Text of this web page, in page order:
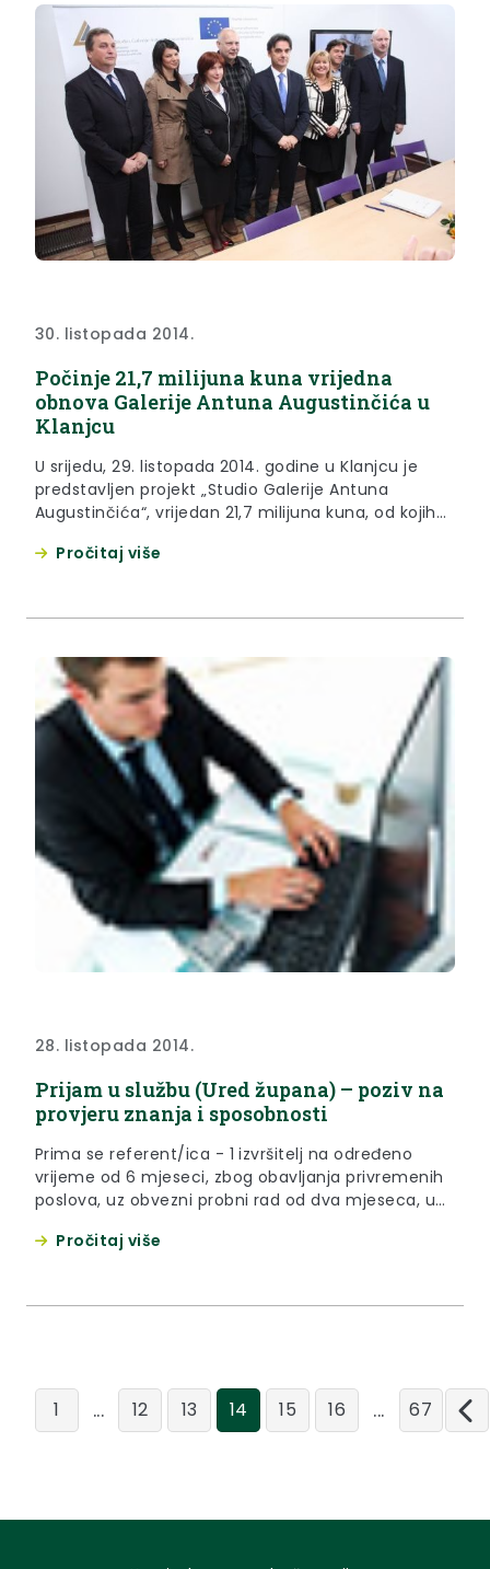
30. listopada 2014.
Počinje 21,7 milijuna kuna vrijedna
obnova Galerije Antuna Augustinčića u
Klanjcu
U srijedu, 29. listopada 2014. godine u Klanjcu je
predstavljen projekt „Studio Galerije Antuna
Augustinčića“, vrijedan 21,7 milijuna kuna, od kojih
Pročitaj više
28. listopada 2014.
Prijam u službu (Ured župana) – poziv na
provjeru znanja i sposobnosti
Prima se referent/ica - 1 izvršitelj na određeno
vrijeme od 6 mjeseci, zbog obavljanja privremenih
poslova, uz obvezni probni rad od dva mjeseca, u
sposobnosti možete preuzeti u prilozima ispod
Pročitaj više
1 ... 12 13 14 15 16 ... 67